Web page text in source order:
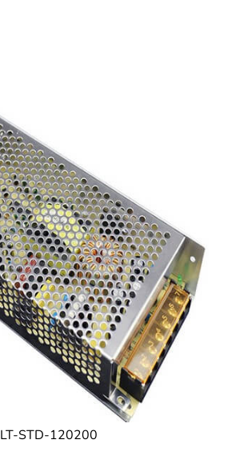
LT-STD-120200